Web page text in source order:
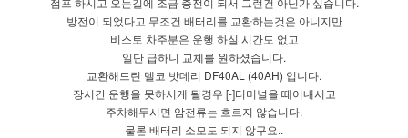
방전이 되었다고 무조건 배터리를 교환하는것은 아니지만
비스토 차주분은 운행 하실 시간도 없고
일단 급하니 교체를 원하셨습니다.
교환해드린 델코 밧데리 DF40AL (40AH) 입니다.
장시간 운행을 못하시게 될경우 [-]터미널을 떼어내시고
주차해두시면 암전류는 흐르지 않습니다.
물론 배터리 소모도 되지 않구요..